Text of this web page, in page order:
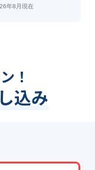
年8月現在
！
込み